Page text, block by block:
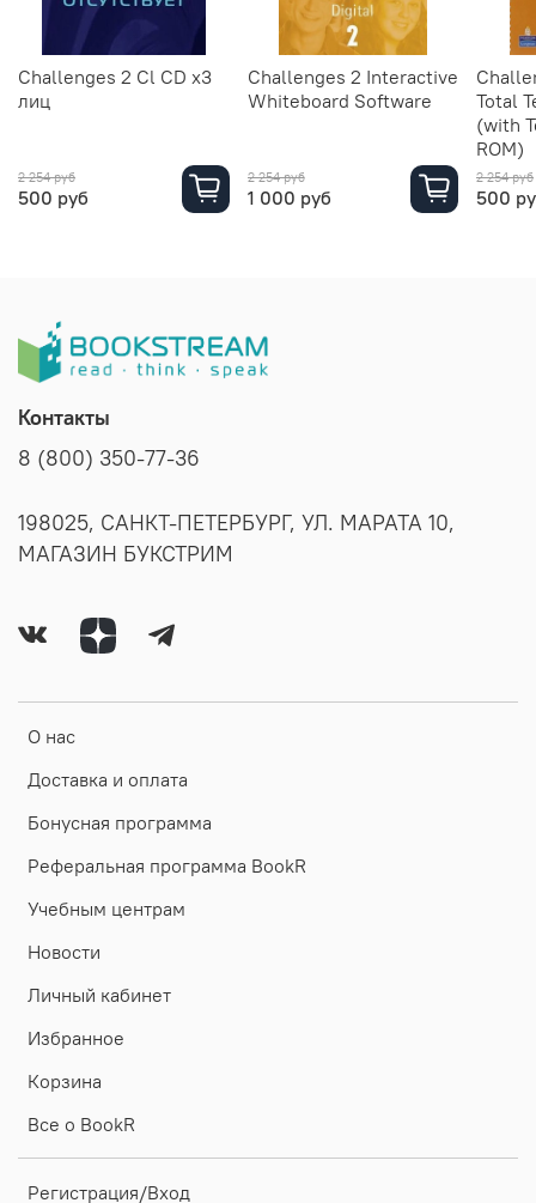
Challenges 2 Cl CD x3
лиц
2 254 руб
500 руб
Challenges 2 Interactive
Whiteboard Software
2 254 руб
1 000 руб
Total
(with
ROM)
2 254 руб
500
О нас
Доставка и оплата
Бонусная программа
Реферальная программа BookR
Учебным центрам
Новости
Личный кабинет
Избранное
Корзина
Все о BookR
Регистрация/Вход
Контакты
8 (800) 350-77-36
198025, САНКТ-ПЕТЕРБУРГ, УЛ. МАРАТА 10,
МАГАЗИН БУКСТРИМ